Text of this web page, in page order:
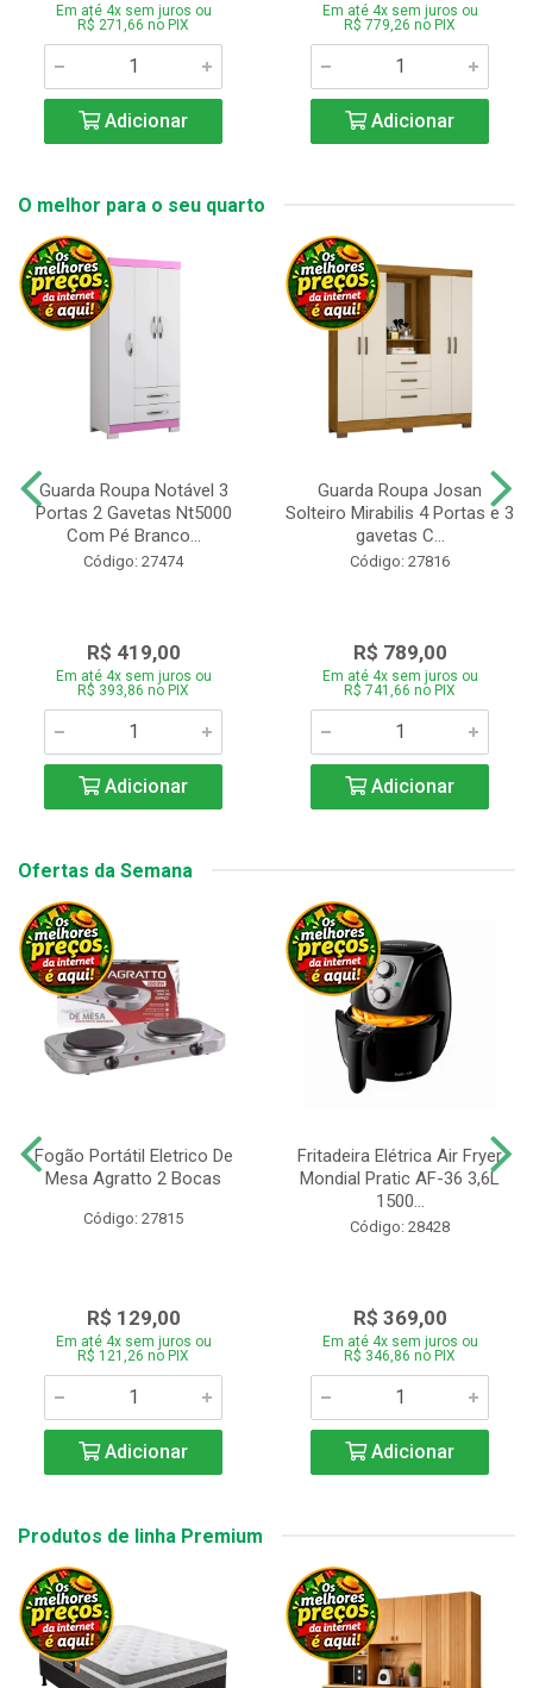
Em até 4x sem juros ou
R$ 271,66 no PIX
Adicionar
Em até 4x sem juros ou
R$ 779,26 no PIX
Adicionar
O melhor para o seu quarto
Guarda Roupa Notável 3
Portas 2 Gavetas Nt5000
Com Pé Branco...
Código: 27474
R$ 419,00
Em até 4x sem juros ou
R$ 393,86 no PIX
Adicionar
Guarda Roupa Josan
Solteiro Mirabilis 4 Portas e 3
gavetas C...
Código: 27816
R$ 789,00
Em até 4x sem juros ou
R$ 741,66 no PIX
Adicionar
Ofertas da Semana
Fogão Portátil Eletrico De
Mesa Agratto 2 Bocas
Código: 27815
R$ 129,00
Em até 4x sem juros ou
R$ 121,26 no PIX
Adicionar
Fritadeira Elétrica Air Fryer
Mondial Pratic AF-36 3,6L
1500...
Código: 28428
R$ 369,00
Em até 4x sem juros ou
R$ 346,86 no PIX
Adicionar
Produtos de linha Premium